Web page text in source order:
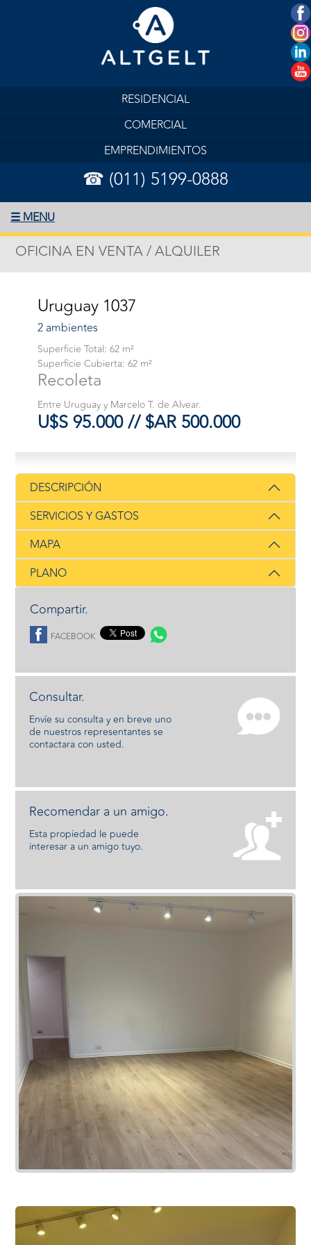
RESIDENCIAL
COMERCIAL
EMPRENDIMIENTOS
☎ (011) 5199-0888
☰ MENU
OFICINA EN VENTA / ALQUILER
Uruguay 1037
2 ambientes
Superficie Total: 62 m²
Superficie Cubierta: 62 m²
Recoleta
Entre Uruguay y Marcelo T. de Alvear.
U$S 95.000 // $AR 500.000
DESCRIPCIÓN
SERVICIOS Y GASTOS
MAPA
PLANO
Compartir.
FACEBOOK
Consultar.
Envíe su consulta y en breve uno
de nuestros representantes se
contactara con usted.
Recomendar a un amigo.
Esta propiedad le puede
interesar a un amigo tuyo.